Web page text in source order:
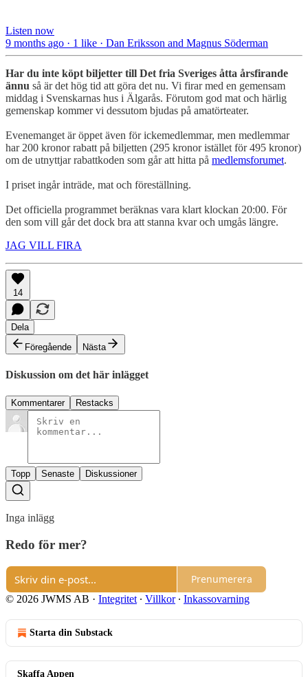
Listen now
9 months ago · 1 like · Dan Eriksson and Magnus Söderman
Har du inte köpt biljetter till Det fria Sveriges åtta årsfirande
ännu så är det hög tid att göra det nu. Vi firar med en gemensam
middag i Svenskarnas hus i Älgarås. Förutom god mat och härlig
gemenskap kommer vi dessutom bjudas på amatörteater.
Evenemanget är öppet även för ickemedlemmar, men medlemmar
har 200 kronor rabatt på biljetten (295 kronor istället för 495 kronor)
om de utnyttjar rabattkoden som går att hitta på medlemsforumet.
I priset ingår inträde, mat och föreställning.
Det officiella programmet beräknas vara klart klockan 20:00. För
den som vill går det dock bra att stanna kvar och umgås längre.
JAG VILL FIRA
14
Dela
Föregående
Nästa
Diskussion om det här inlägget
Kommentarer Restacks
Topp Senaste Diskussioner
Inga inlägg
Redo för mer?
Prenumerera
© 2026 JWMS AB · Integritet ∙ Villkor∙ Inkassovarning
Starta din Substack
Skaffa Appen